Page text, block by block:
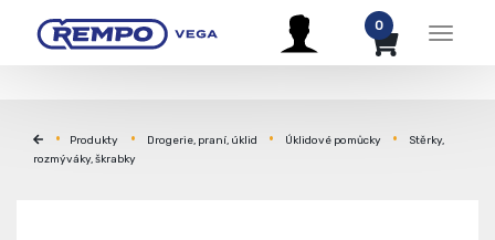
Menu
0
Produkty Drogerie, praní, úklid Úklidové pomůcky
Stěrky,
rozmýváky, škrabky